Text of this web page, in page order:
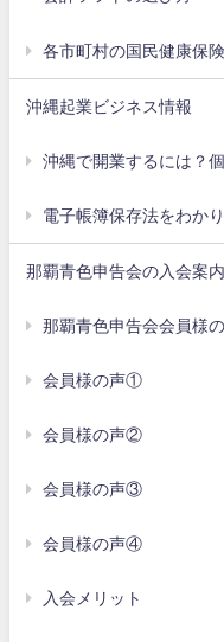
各市町村の国民健康保険
沖縄起業ビジネス情報
沖縄で開業するには？
電子帳簿保存法をわか
那覇青色申告会の入会案内
那覇青色申告会会員様
会員様の声①
会員様の声②
会員様の声③
会員様の声④
入会メリット